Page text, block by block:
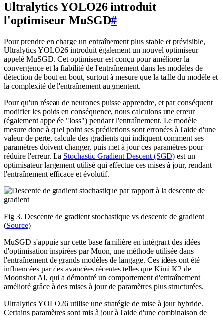
Ultralytics YOLO26 introduit
l'optimiseur MuSGD#
Pour prendre en charge un entraînement plus stable et prévisible,
Ultralytics YOLO26 introduit également un nouvel optimiseur
appelé MuSGD. Cet optimiseur est conçu pour améliorer la
convergence et la fiabilité de l'entraînement dans les modèles de
détection de bout en bout, surtout à mesure que la taille du modèle et
la complexité de l'entraînement augmentent.
Pour qu'un réseau de neurones puisse apprendre, et par conséquent
modifier les poids en conséquence, nous calculons une erreur
(également appelée "loss") pendant l'entraînement. Le modèle
mesure donc à quel point ses prédictions sont erronées à l'aide d'une
valeur de perte, calcule des gradients qui indiquent comment ses
paramètres doivent changer, puis met à jour ces paramètres pour
réduire l'erreur. La Stochastic Gradient Descent (SGD) est un
optimisateur largement utilisé qui effectue ces mises à jour, rendant
l'entraînement efficace et évolutif.
Fig 3. Descente de gradient stochastique vs descente de gradient
(Source)
MuSGD s'appuie sur cette base familière en intégrant des idées
d'optimisation inspirées par Muon, une méthode utilisée dans
l'entraînement de grands modèles de langage. Ces idées ont été
influencées par des avancées récentes telles que Kimi K2 de
Moonshot AI, qui a démontré un comportement d'entraînement
amélioré grâce à des mises à jour de paramètres plus structurées.
Ultralytics YOLO26 utilise une stratégie de mise à jour hybride.
Certains paramètres sont mis à jour à l'aide d'une combinaison de